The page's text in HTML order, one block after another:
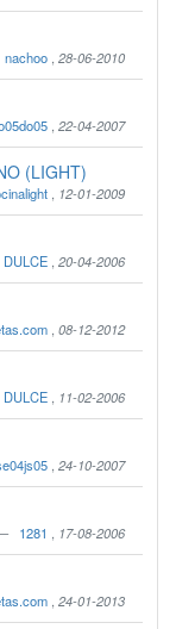
nachoo 28-06-2010
22-04-2007
(LIGHT)
12-01-2009
DULCE 20-04-2006
08-12-2012
DULCE 11-02-2006
24-10-2007
1281 17-08-2006
24-01-2013